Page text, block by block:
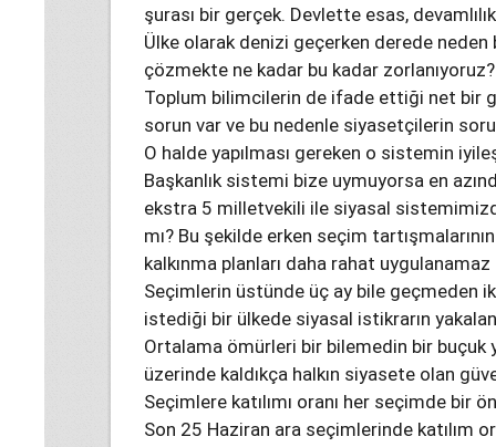
şurası bir gerçek. Devlette esas,
Ülke olarak denizi geçerken derede
çözmekte ne kadar bu kadar zorlanıyoruz?
Toplum bilimcilerin de ifade ettiği net bir
sorun var ve bu nedenle siyasetçilerin
O halde yapılması gereken o sistemin
Başkanlık sistemi bize uymuyorsa en
ekstra 5 milletvekili ile siyasal
mı? Bu şekilde erken seçim
kalkınma planları daha rahat uygulanamaz
Seçimlerin üstünde üç ay bile geçmeden
istediği bir ülkede siyasal istikrarın
Ortalama ömürleri bir bilemedin bir buçuk
üzerinde kaldıkça halkın siyasete olan
Seçimlere katılımı oranı her seçimde bir
Son 25 Haziran ara seçimlerinde katılım